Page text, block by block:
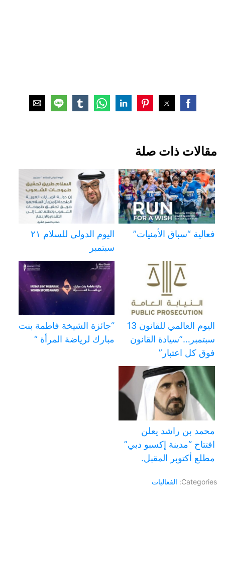
مقالات ذات صلة
فعالية “سباق الأمنيات”
اليوم الدولي للسلام ٢١
سبتمبر
اليوم العالمي للقانون 13
سبتمبر…”سيادة القانون
فوق كل اعتبار”
“جائزة الشيخة فاطمة بنت
مبارك لرياضة المرأة “
محمد بن راشد يعلن
افتتاح “مدينة إكسبو دبي”
مطلع أكتوبر المقبل.
Categories: الفعاليات